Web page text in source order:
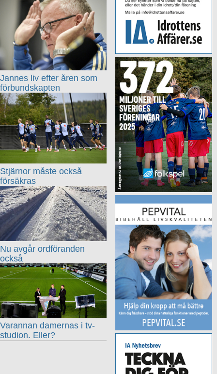
Jannes liv efter åren som
förbundskapten
Stjärnor måste också
försäkras
Nu avgår ordföranden
också
Varannan damernas i tv-
studion. Eller?